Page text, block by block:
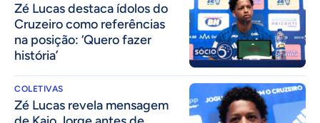
Zé Lucas destaca ídolos do
Cruzeiro como referências
na posição: ‘Quero fazer
história’
COLETIVAS
Zé Lucas revela mensagem